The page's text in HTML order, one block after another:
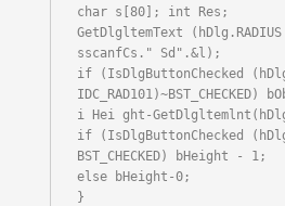
char s[80]; int Res;
GetDlgltemText
sscanfCs." Sd".&l);
if (IsDlgButtonChecked
i Hei ght-
if (IsDlgButtonChecked
BST_CHECKED) bHeight - 1;
else bHeight-0;
}